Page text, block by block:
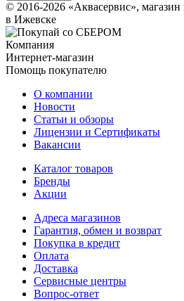
© 2016-2026 «Аквасервис»,
в Ижевске
Компания
Интернет-магазин
Помощь покупателю
О компании
Новости
Статьи и обзоры
Лицензии и Сертификаты
Вакансии
Каталог товаров
Бренды
Акции
Адреса магазинов
Гарантия, обмен и возврат
Покупка в кредит
Оплата
Доставка
Сервисные центры
Вопрос-ответ